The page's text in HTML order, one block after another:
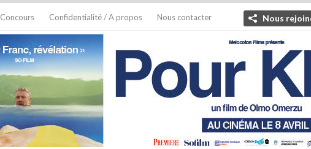
Concours Confidentialité / A propos Nous contacter Nous